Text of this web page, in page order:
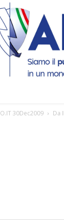
30Dec2009
Da